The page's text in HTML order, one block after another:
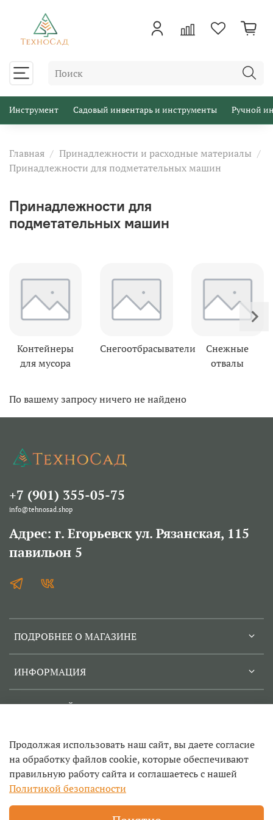
Инструмент Садовый инвентарь и инструменты Ручной
Главная
Принадлежности и расходные материалы
Принадлежности для подметательных машин
Принадлежности для
подметательных машин
Контейнеры
для мусора
Снегоотбрасыватели
Снежные
отвалы
По вашему запросу ничего не найдено
ПОДРОБНЕЕ О МАГАЗИНЕ
ИНФОРМАЦИЯ
СЕРВИСНЫЙ ЦЕНТР
+7 (901) 355-05-75
info@tehnosad.shop
Адрес: г. Егорьевск ул. Рязанская, 115
павильон 5
© 2022-2026
Егорьевске, заточка цепей, продажа инструмента и запчастей
Продолжая использовать наш сайт, вы даете согласие
на обработку файлов cookie, которые обеспечивают
правильную работу сайта и соглашаетесь с нашей
Политикой безопасности